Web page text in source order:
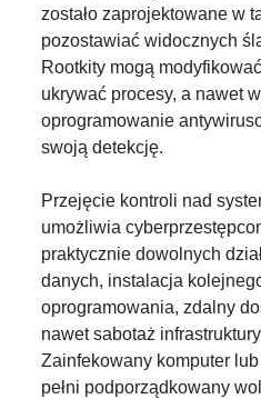
zostało zaprojektowane w
pozostawiać widocznych
Rootkity mogą
ukrywać procesy, a nawet
oprogramowanie
swoją detekcję.
Przejęcie kontroli nad
umożliwia
praktycznie dowolnych
danych, instalacja
oprogramowania, zdalny
nawet sabotaż
Zainfekowany komputer
pełni podporządkowany